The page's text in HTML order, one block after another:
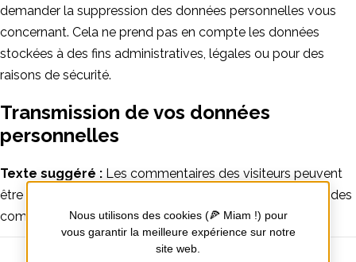
demander la suppression des données personnelles vous
concernant. Cela ne prend pas en compte les données
stockées à des fins administratives, légales ou pour des
raisons de sécurité.
Transmission de vos données
personnelles
Texte suggéré : Les commentaires des visiteurs peuvent
être vérifiés à l’aide d’un service automatisé de détection des
commentaires indésirables.
Nous utilisons des cookies (🍕 Miam !) pour
vous garantir la meilleure expérience sur notre
site web.